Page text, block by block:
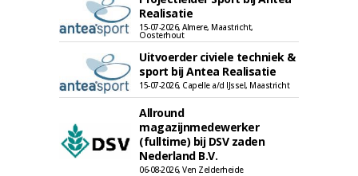
Realisatie
15-07-2026, Almere, Maastricht,
Oosterhout
Uitvoerder civiele techniek &
sport bij Antea Realisatie
15-07-2026, Capelle a/d IJssel, Maastricht
Allround
magazijnmedewerker
(fulltime) bij DSV zaden
Nederland B.V.
06-08-2026, Ven Zelderheide